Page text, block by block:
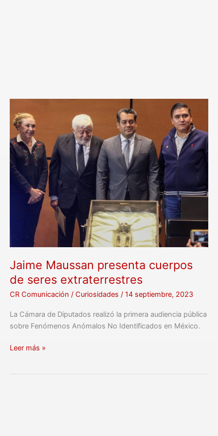
Jaime Maussan presenta cuerpos
de seres extraterrestres
CR Comunicación / Curiosidades / 14 septiembre, 2023
La Cámara de Diputados realizó la primera audiencia pública
sobre Fenómenos Anómalos No Identificados en México.
Maussan
presenta
cuerpos
de
seres
extraterrestres
Leer más »